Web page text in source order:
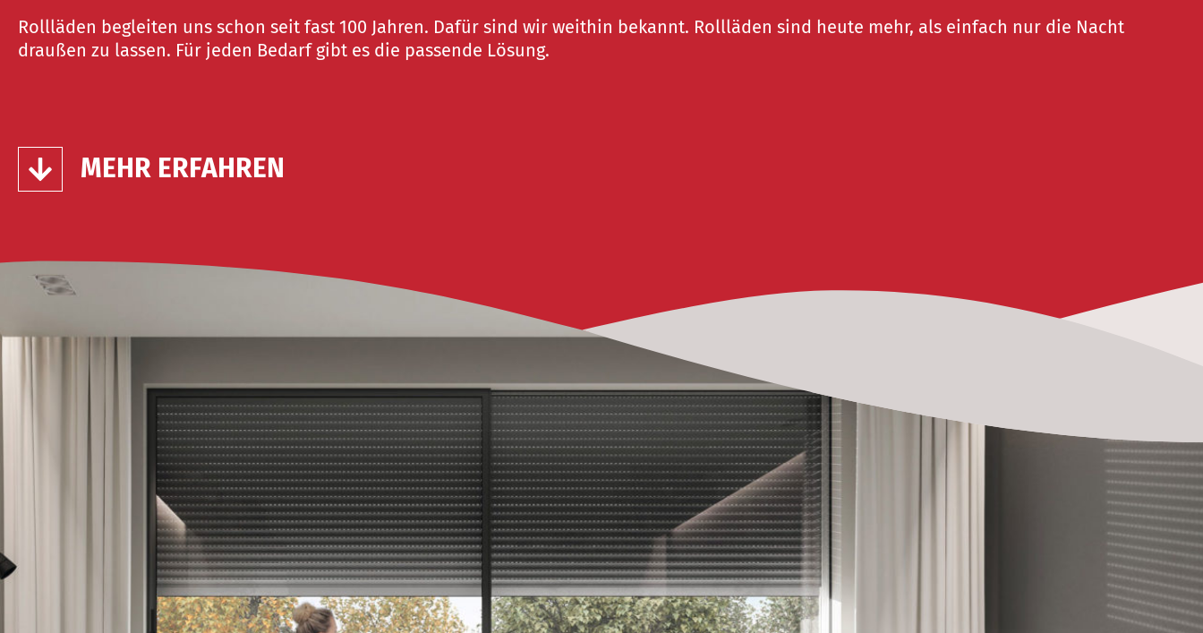
Rollläden begleiten uns schon seit fast 100 Jahren. Dafür sind wir weithin bekannt. Rollläden sind heute mehr, als einfach nur die Nacht
draußen zu lassen. Für jeden Bedarf gibt es die passende Lösung.
MEHR ERFAHREN